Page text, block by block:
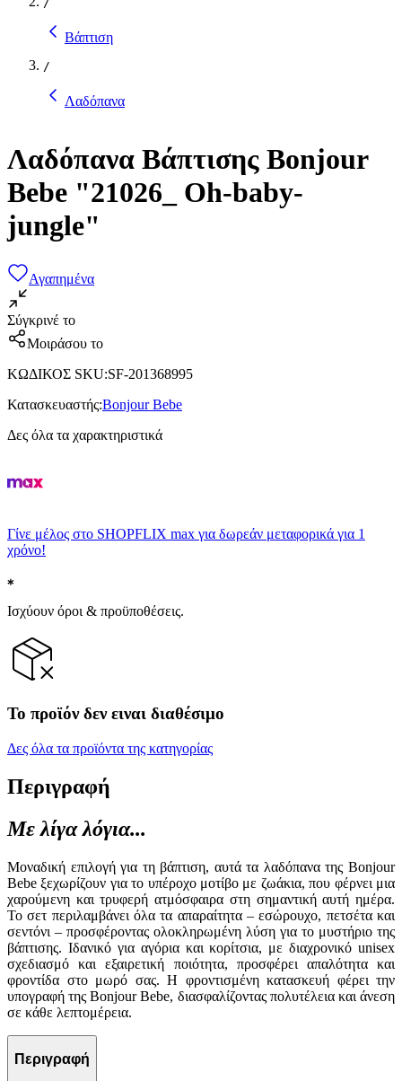
Βάπτιση
/
Λαδόπανα
Λαδόπανα Βάπτισης Bonjour
Bebe "21026_ Oh-baby-
jungle"
Αγαπημένα
Σύγκρινέ το
Μοιράσου το
ΚΩΔΙΚΟΣ SKU:SF-201368995
Κατασκευαστής:Bonjour Bebe
Δες όλα τα χαρακτηριστικά
Γίνε μέλος στο SHOPFLIX max για δωρεάν μεταφορικά για 1
χρόνο!
Ισχύουν όροι & προϋποθέσεις.
Το προϊόν δεν ειναι διαθέσιμο
Δες όλα τα προϊόντα της κατηγορίας
Περιγραφή
Με λίγα λόγια...
Μοναδική επιλογή για τη βάπτιση, αυτά τα λαδόπανα της Bonjour
Bebe ξεχωρίζουν για το υπέροχο μοτίβο με ζωάκια, που φέρνει μια
χαρούμενη και τρυφερή ατμόσφαιρα στη σημαντική αυτή ημέρα.
Το σετ περιλαμβάνει όλα τα απαραίτητα – εσώρουχο, πετσέτα και
σεντόνι – προσφέροντας ολοκληρωμένη λύση για το μυστήριο της
βάπτισης. Ιδανικό για αγόρια και κορίτσια, με διαχρονικό unisex
σχεδιασμό και εξαιρετική ποιότητα, προσφέρει απαλότητα και
φροντίδα στο μωρό σας. Η φροντισμένη κατασκευή φέρει την
υπογραφή της Bonjour Bebe, διασφαλίζοντας πολυτέλεια και άνεση
σε κάθε λεπτομέρεια.
Περιγραφή